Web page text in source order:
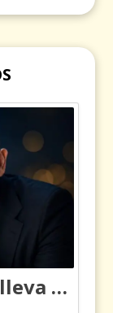
Carlos Manuel Vesga lleva el nombre de Colombia a los Emmy